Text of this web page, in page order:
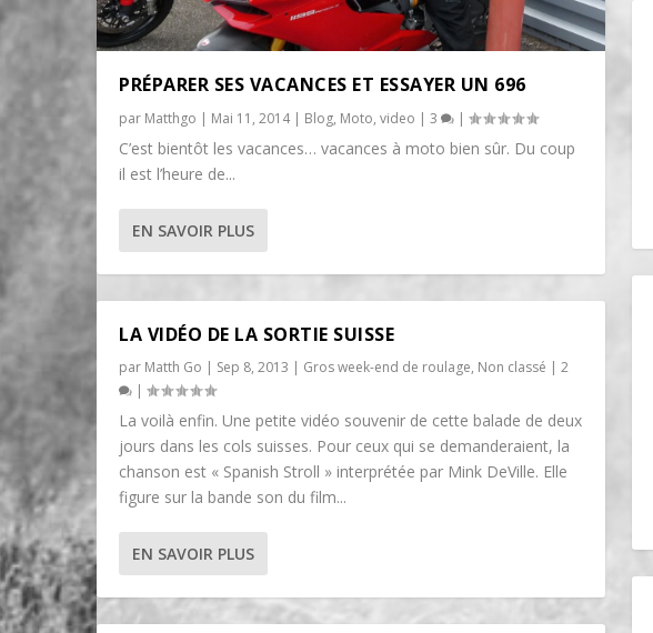
PRÉPARER SES VACANCES ET ESSAYER UN 696
par Matthgo | Mai 11, 2014| Blog, Moto,video |3 |
C’est bientôt les vacances… vacances à moto bien sûr. Du coup
il est l’heure de...
EN SAVOIR PLUS
LA VIDÉO DE LA SORTIE SUISSE
par Matth Go | Sep 8, 2013 | Gros week-end de roulage, Non classé |2
|
La voilà enfin. Une petite vidéo souvenir de cette balade de deux
jours dans les cols suisses. Pour ceux qui se demanderaient, la
chanson est « Spanish Stroll » interprétée par Mink DeVille. Elle
figure sur la bande son du film...
EN SAVOIR PLUS